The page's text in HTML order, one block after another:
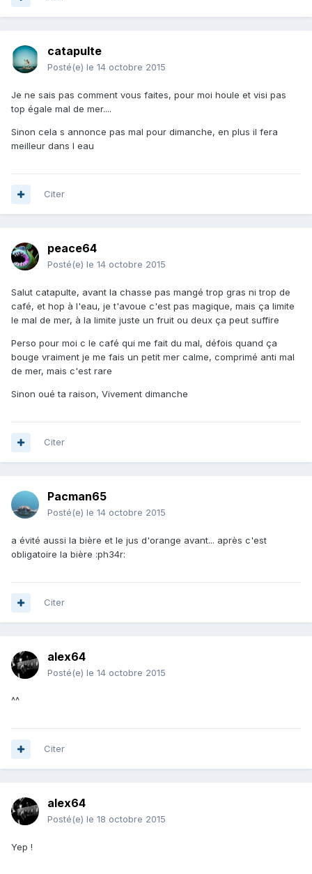
catapulte
Posté(e) le 14 octobre 2015
Je ne sais pas comment vous faites, pour moi houle et visi pas
top égale mal de mer....
Sinon cela s annonce pas mal pour dimanche, en plus il fera
meilleur dans l eau
Citer
peace64
Posté(e) le 14 octobre 2015
Salut catapulte, avant la chasse pas mangé trop gras ni trop de
café, et hop à l'eau, je t'avoue c'est pas magique, mais ça limite
le mal de mer, à la limite juste un fruit ou deux ça peut suffire
Perso pour moi c le café qui me fait du mal, défois quand ça
bouge vraiment je me fais un petit mer calme, comprimé anti mal
de mer, mais c'est rare
Sinon oué ta raison, Vivement dimanche
Citer
Pacman65
Posté(e) le 14 octobre 2015
a évité aussi la bière et le jus d'orange avant... après c'est
obligatoire la bière :ph34r:
Citer
alex64
Posté(e) le 14 octobre 2015
^^
Citer
alex64
Posté(e) le 18 octobre 2015
Yep !